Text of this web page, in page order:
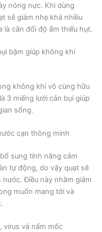
nóng nực. Khi dùng
sẽ giảm nhẹ khá nhiều
là cân đối độ ẩm thiếu hụt.
bặm giúp không khí
không khí vô cùng hữu
3 miếng lưới cản bụi giúp
sống.
cạn thông minh
sung tính năng cảm
tự động, do vậy quạt sẽ
Điều này nhằm giảm
muốn mang tới và
virus và nấm mốc